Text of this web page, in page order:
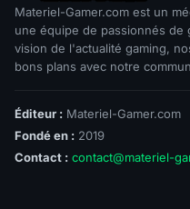
Materiel-Gamer.com est un
une équipe de passionnés de
vision de l'actualité gaming,
bons plans avec notre
Éditeur : Materiel-Gamer.com
Fondé en : 2019
Contact : contact@materiel-